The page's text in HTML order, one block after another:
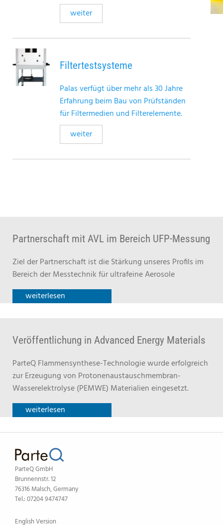
Partnerschaft mit AVL im Bereich UFP-Messung
Ziel der Partnerschaft ist die Stärkung unseres Profils im
Bereich der Messtechnik für ultrafeine Aerosole
weiterlesen
Veröffentlichung in Advanced Energy Materials
ParteQ Flammensynthese-Technologie wurde erfolgreich
zur Erzeugung von Protonenaustauschmembran-
Wasserelektrolyse (PEMWE) Materialien eingesetzt.
weiterlesen
weiter
Filtertestsysteme
Palas verfügt über mehr als 30 Jahre
Erfahrung beim Bau von Prüfständen
für Filtermedien und Filterelemente.
weiter
ParteQ GmbH
Brunnennstr. 12
76316 Malsch, Germany
Tel.: 07204 9474747
English Version